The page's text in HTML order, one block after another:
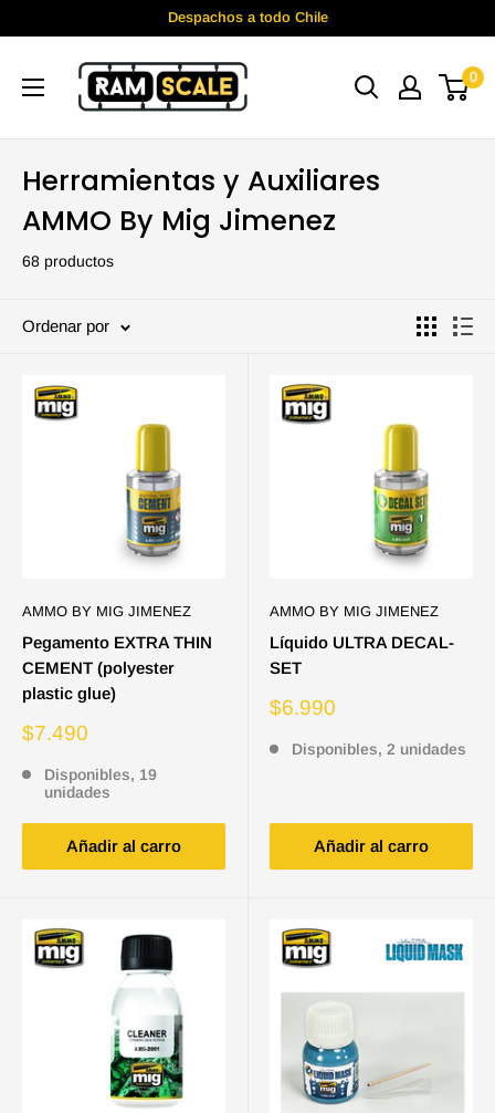
Despachos a todo Chile
Ramscale
0
Herramientas y Auxiliares
AMMO By Mig Jimenez
68 productos
Ordenar por
AMMO BY MIG JIMENEZ
Pegamento EXTRA THIN
CEMENT (polyester
plastic glue)
Precio
venta
$7.490
Disponibles, 19
unidades
Añadir al carro
AMMO BY MIG JIMENEZ
Líquido ULTRA DECAL-
SET
Precio
venta
$6.990
Disponibles, 2 unidades
Añadir al carro